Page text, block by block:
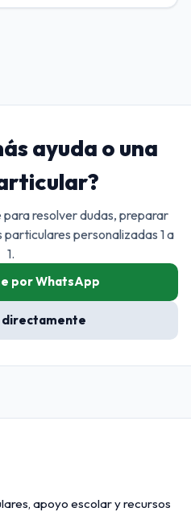
ayuda o una
resolver dudas, preparar
personalizadas 1 a
1.
por WhatsApp
directamente
apoyo escolar y recursos